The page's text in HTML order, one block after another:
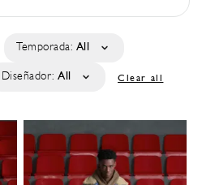
Temporada: All
Diseñador: All Clear all